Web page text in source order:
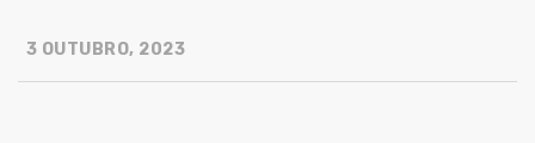
3 OUTUBRO, 2023